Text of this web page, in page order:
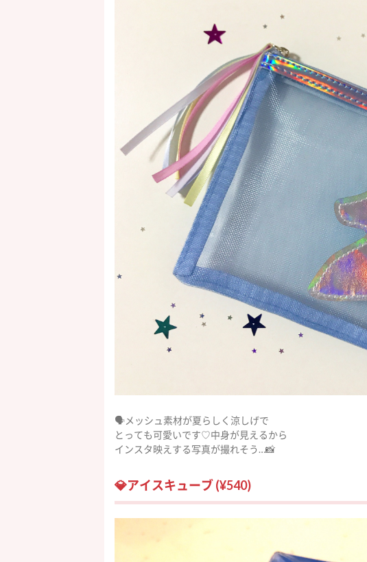
🗣メッシュ素材が夏らしく涼しげで
とっても可愛いです♡中身が見えるから
インスタ映えする写真が撮れそう…📸
💎アイスキューブ (¥540)